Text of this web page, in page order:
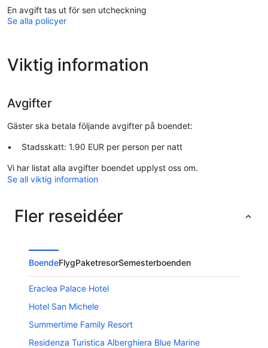
En avgift tas ut för sen utcheckning
Se alla policyer
Viktig information
Avgifter
Gäster ska betala följande avgifter på boendet:
Stadsskatt: 1.90 EUR per person per natt
Vi har listat alla avgifter boendet upplyst oss om.
Se all viktig information
Fler reseidéer
BoendeFlygPaketresorSemesterboenden
Eraclea Palace Hotel
Hotel San Michele
Summertime Family Resort
Residenza Turistica Alberghiera Blue Marine